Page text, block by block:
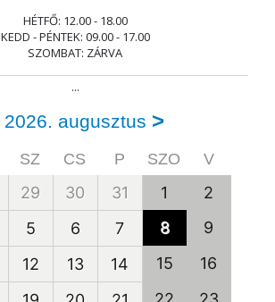
HÉTFŐ: 12.00 - 18.00
KEDD - PÉNTEK: 09.00 - 17.00
SZOMBAT: ZÁRVA
...
2026. augusztus >
SZ CS P SZO V
29 30 31 1
2
5 6 7 8
9
12 13 14 15
16